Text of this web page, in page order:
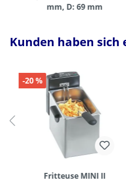
mm, D: 69 mm
Kunden haben sich
-20 %
Fritteuse MINI II